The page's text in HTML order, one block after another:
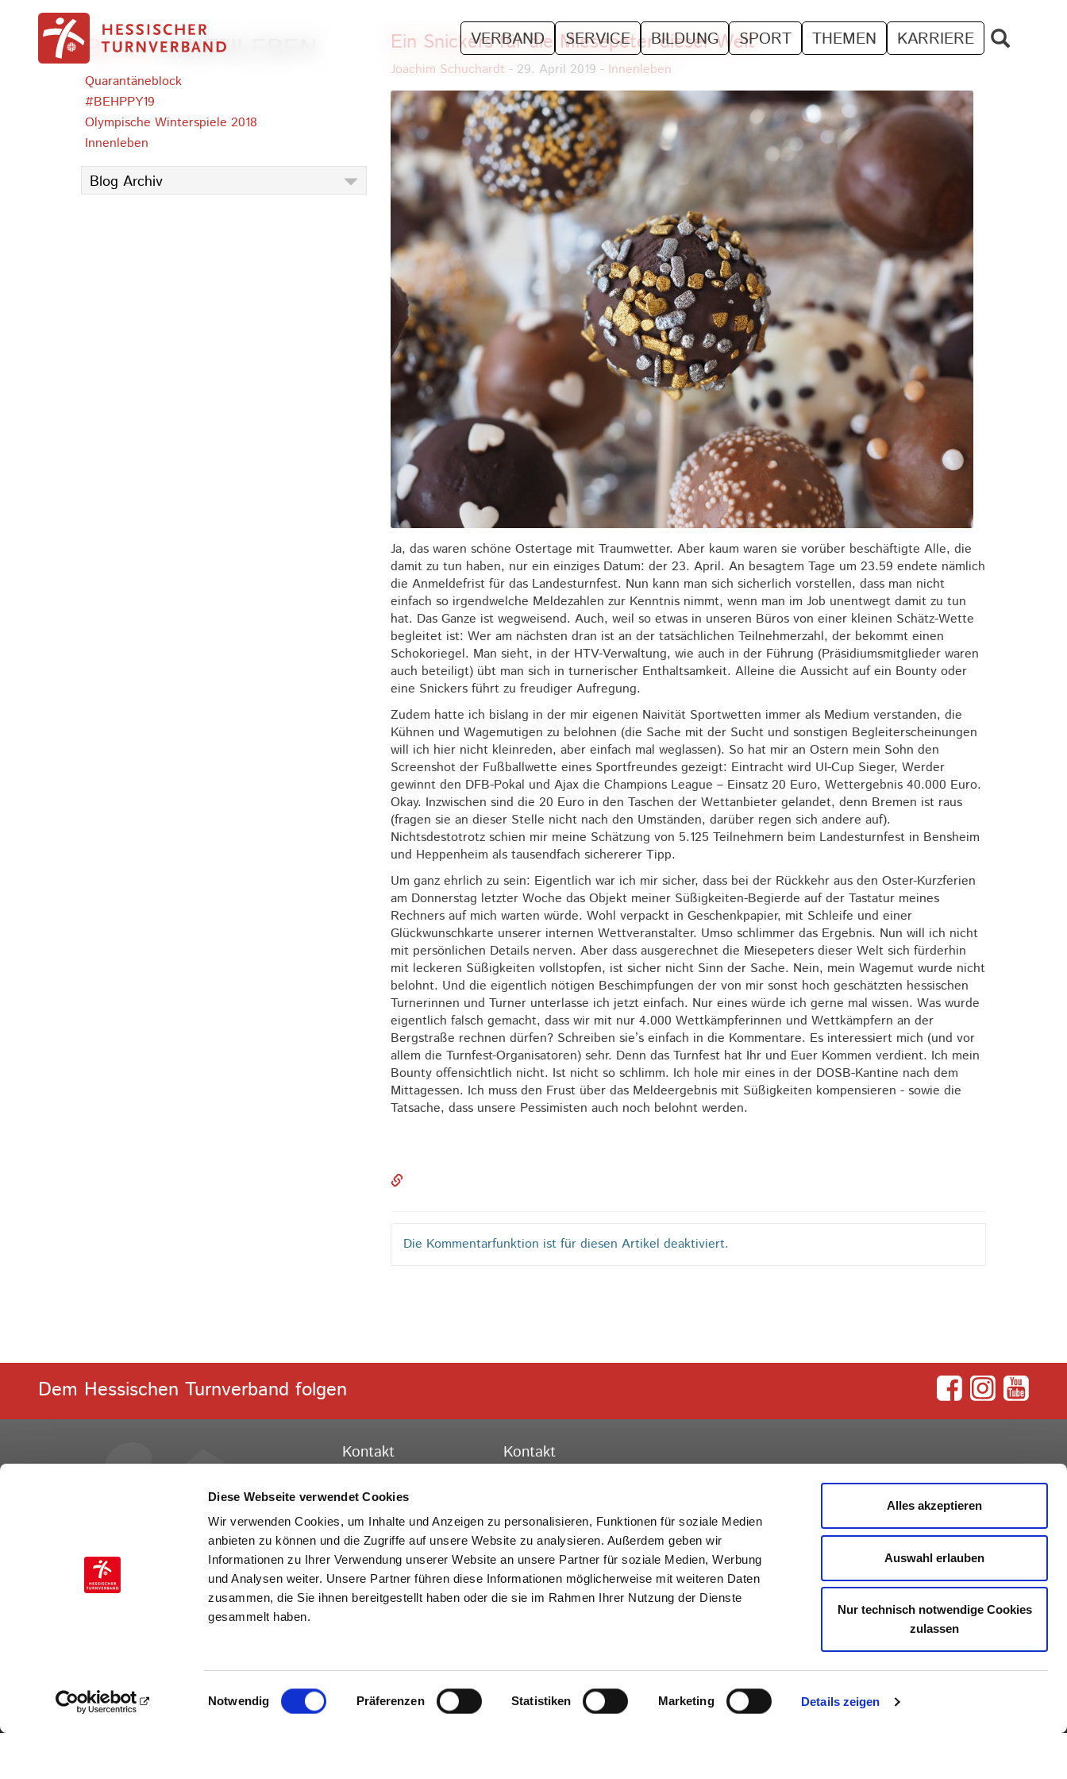
Diese Webseite verwendet Cookies
Wir verwenden Cookies, um Inhalte und Anzeigen zu personalisieren, Funktionen für soziale Medien
anbieten zu können und die Zugriffe auf unsere Website zu analysieren. Außerdem geben wir
Informationen zu Ihrer Verwendung unserer Website an unsere Partner für soziale Medien, Werbung
und Analysen weiter. Unsere Partner führen diese Informationen möglicherweise mit weiteren Daten
zusammen, die Sie ihnen bereitgestellt haben oder die sie im Rahmen Ihrer Nutzung der Dienste
gesammelt haben.
Einwilligungsauswahl
Notwendig Präferenzen Statistiken Marketing Details zeigen
Alles akzeptieren
Auswahl erlauben
Nur technisch notwendige Cookies
zulassen
VERBAND SERVICE BILDUNG SPORT THEMEN KARRIERE
BLOGINNENLEBEN
Quarantäneblock
#BEHPPY19
Olympische Winterspiele 2018
Innenleben
Blog Archiv
Ein Snickers für die Miesepeter dieser Welt
Joachim Schuchardt - 29. April 2019 - Innenleben
Ja, das waren schöne Ostertage mit Traumwetter. Aber kaum waren sie vorüber beschäftigte Alle, die
damit zu tun haben, nur ein einziges Datum: der 23. April. An besagtem Tage um 23.59 endete nämlich
die Anmeldefrist für das Landesturnfest. Nun kann man sich sicherlich vorstellen, dass man nicht
einfach so irgendwelche Meldezahlen zur Kenntnis nimmt, wenn man im Job unentwegt damit zu tun
hat. Das Ganze ist wegweisend. Auch, weil so etwas in unseren Büros von einer kleinen Schätz-Wette
begleitet ist: Wer am nächsten dran ist an der tatsächlichen Teilnehmerzahl, der bekommt einen
Schokoriegel. Man sieht, in der HTV-Verwaltung, wie auch in der Führung (Präsidiumsmitglieder waren
auch beteiligt) übt man sich in turnerischer Enthaltsamkeit. Alleine die Aussicht auf ein Bounty oder
eine Snickers führt zu freudiger Aufregung.
Zudem hatte ich bislang in der mir eigenen Naivität Sportwetten immer als Medium verstanden, die
Kühnen und Wagemutigen zu belohnen (die Sache mit der Sucht und sonstigen Begleiterscheinungen
will ich hier nicht kleinreden, aber einfach mal weglassen). So hat mir an Ostern mein Sohn den
Screenshot der Fußballwette eines Sportfreundes gezeigt: Eintracht wird UI-Cup Sieger, Werder
gewinnt den DFB-Pokal und Ajax die Champions League – Einsatz 20 Euro, Wettergebnis 40.000 Euro.
Okay. Inzwischen sind die 20 Euro in den Taschen der Wettanbieter gelandet, denn Bremen ist raus
(fragen sie an dieser Stelle nicht nach den Umständen, darüber regen sich andere auf).
Nichtsdestotrotz schien mir meine Schätzung von 5.125 Teilnehmern beim Landesturnfest in Bensheim
und Heppenheim als tausendfach sichererer Tipp.
Um ganz ehrlich zu sein: Eigentlich war ich mir sicher, dass bei der Rückkehr aus den Oster-Kurzferien
am Donnerstag letzter Woche das Objekt meiner Süßigkeiten-Begierde auf der Tastatur meines
Rechners auf mich warten würde. Wohl verpackt in Geschenkpapier, mit Schleife und einer
Glückwunschkarte unserer internen Wettveranstalter. Umso schlimmer das Ergebnis. Nun will ich nicht
mit persönlichen Details nerven. Aber dass ausgerechnet die Miesepeters dieser Welt sich fürderhin
mit leckeren Süßigkeiten vollstopfen, ist sicher nicht Sinn der Sache. Nein, mein Wagemut wurde nicht
belohnt. Und die eigentlich nötigen Beschimpfungen der von mir sonst hoch geschätzten hessischen
Turnerinnen und Turner unterlasse ich jetzt einfach. Nur eines würde ich gerne mal wissen. Was wurde
eigentlich falsch gemacht, dass wir mit nur 4.000 Wettkämpferinnen und Wettkämpfern an der
Bergstraße rechnen dürfen? Schreiben sie’s einfach in die Kommentare. Es interessiert mich (und vor
allem die Turnfest-Organisatoren) sehr. Denn das Turnfest hat Ihr und Euer Kommen verdient. Ich mein
Bounty offensichtlich nicht. Ist nicht so schlimm. Ich hole mir eines in der DOSB-Kantine nach dem
Mittagessen. Ich muss den Frust über das Meldeergebnis mit Süßigkeiten kompensieren - sowie die
Tatsache, dass unsere Pessimisten auch noch belohnt werden.
Die Kommentarfunktion ist für diesen Artikel deaktiviert.
Dem Hessischen Turnverband folgen
Kontakt
Geschäftsstelle Frankfurt
60528 Frankfurt am Main
Telefon:069 6773772-0
Fax: 069 6773772-99
E-Mail:info@htv-online.de
Kontakt
36304 Alsfeld
Telefon:069 6773772-0
Fax: 06631 705-20
E-Mail: info@htv-online.de
NEWS REGIONAL NEWS NEWSLETTER KONTAKT
IMPRESSUM DATENSCHUTZ BARRIEREFREIHEIT COOKIES